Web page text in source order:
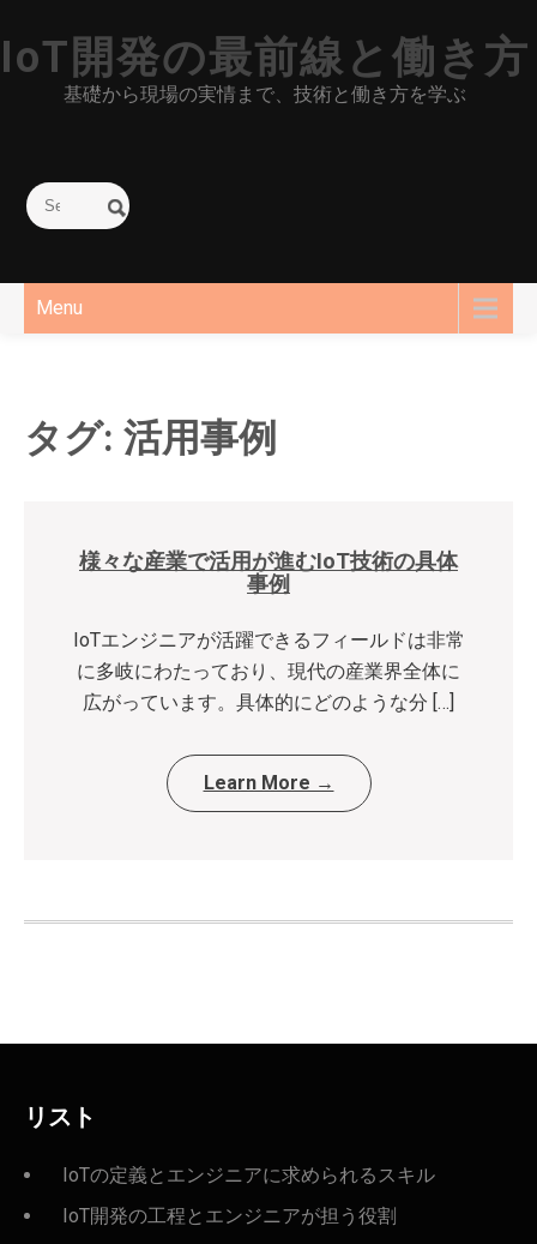
to
content
IoT開発の最前線と働き方
基礎から現場の実情まで、技術と働き方を学ぶ
Menu
タグ: 活用事例
様々な産業で活用が進むIoT技術の具体
事例
IoTエンジニアが活躍できるフィールドは非常
に多岐にわたっており、現代の産業界全体に
広がっています。具体的にどのような分 […]
Learn More →
リスト
IoTの定義とエンジニアに求められるスキル
IoT開発の工程とエンジニアが担う役割